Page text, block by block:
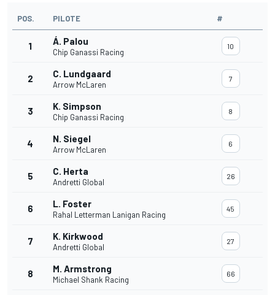
POS. PILOTE #
1 Á. Palou
Chip Ganassi Racing
10
2 C. Lundgaard
Arrow McLaren
7
3 K. Simpson
Chip Ganassi Racing
8
4 N. Siegel
Arrow McLaren
6
5 C. Herta
Andretti Global
26
6 L. Foster
Rahal Letterman Lanigan Racing
45
7 K. Kirkwood
Andretti Global
27
8 M. Armstrong
Michael Shank Racing
66